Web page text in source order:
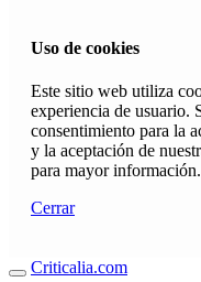
Uso de cookies
Este sitio web utiliza
experiencia de usuario.
consentimiento para la
y la aceptación de
para mayor información.
Cerrar
Criticalia.com